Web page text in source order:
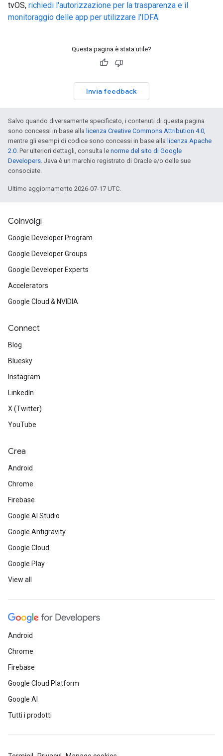
tvOS, richiedi l'autorizzazione per la trasparenza e il
monitoraggio delle app per utilizzare l'IDFA.
Questa pagina è stata utile?
Invia feedback
Salvo quando diversamente specificato, i contenuti di questa pagina
sono concessi in base alla licenza Creative Commons Attribution 4.0,
mentre gli esempi di codice sono concessi in base alla licenza Apache
2.0. Per ulteriori dettagli, consulta le norme del sito di Google
Developers. Java è un marchio registrato di Oracle e/o delle sue
consociate.
Ultimo aggiornamento 2026-07-17 UTC.
Coinvolgi
Google Developer Program
Google Developer Groups
Google Developer Experts
Accelerators
Google Cloud & NVIDIA
Connect
Blog
Bluesky
Instagram
LinkedIn
X (Twitter)
YouTube
Crea
Android
Chrome
Firebase
Google AI Studio
Google Antigravity
Google Cloud
Google Play
View all
Android
Chrome
Firebase
Google Cloud Platform
Google AI
Tutti i prodotti